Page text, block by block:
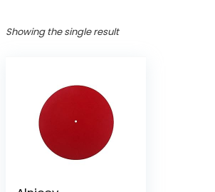
Showing the single result